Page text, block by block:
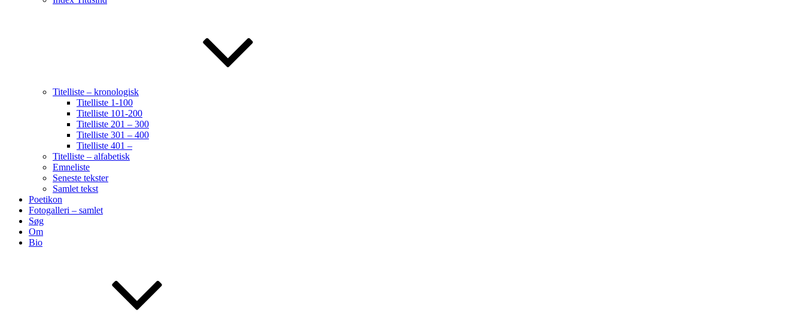
Titelliste – kronologisk
Titelliste 1-100
Titelliste 101-200
Titelliste 201 – 300
Titelliste 301 – 400
Titelliste 401 –
Titelliste – alfabetisk
Emneliste
Seneste tekster
Samlet tekst
Poetikon
Fotogalleri – samlet
Søg
Om
Bio